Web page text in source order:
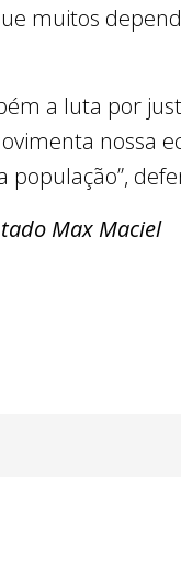
muitos
a luta por
nossa
Max Maciel